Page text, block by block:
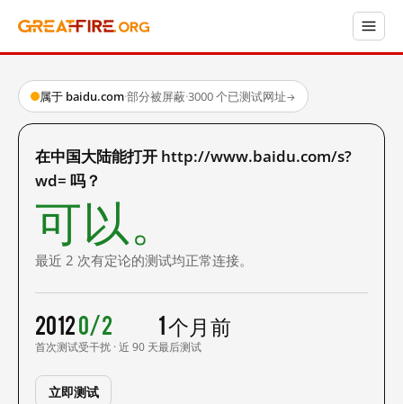
属于 baidu.com·部分被屏蔽·3000 个已测试网址→
在中国大陆能打开 http://www.baidu.com/s?
wd= 吗？
可以。
最近 2 次有定论的测试均正常连接。
2012
首次测试
0/2
受干扰 · 近 90 天
1 个月前
最后测试
立即测试